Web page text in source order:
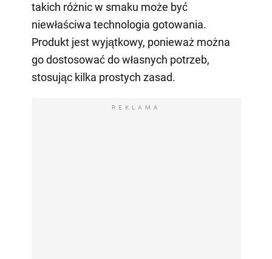
takich różnic w smaku może być
niewłaściwa technologia gotowania.
Produkt jest wyjątkowy, ponieważ można
go dostosować do własnych potrzeb,
stosując kilka prostych zasad.
REKLAMA